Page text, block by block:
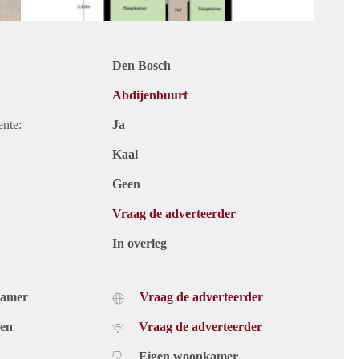
Den Bosch
Abdijenbuurt
Ja
Kaal
Geen
Vraag de adverteerder
In overleg
Vraag de adverteerder
Vraag de adverteerder